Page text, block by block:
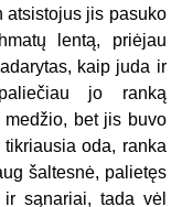
atsistojus jis pasuko
lentą, priėjau
kaip juda ir
jo ranką
bet jis buvo
oda, ranka
šaltesnė, palietęs
sąnariai, tada vėl